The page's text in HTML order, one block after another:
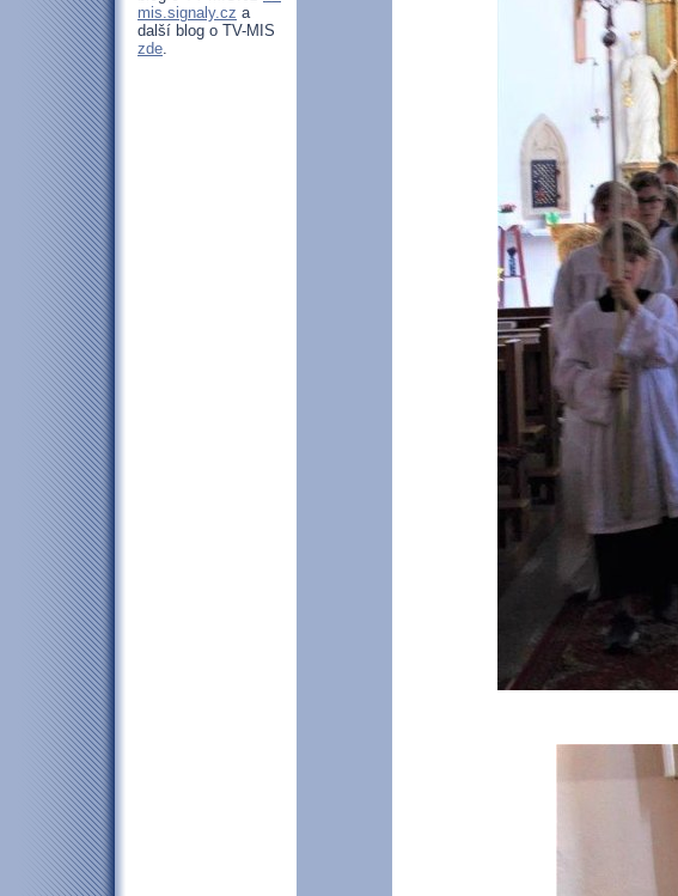
mis.signaly.cz a
další blog o TV-MIS
zde.